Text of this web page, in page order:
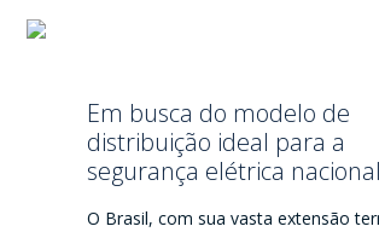
Em busca do modelo de
distribuição ideal para a
segurança elétrica nacional
O Brasil, com sua vasta extensão